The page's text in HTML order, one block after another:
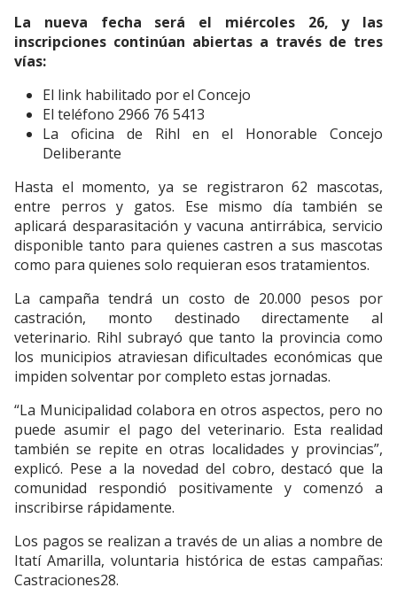
La nueva fecha será el miércoles 26, y las
inscripciones continúan abiertas a través de tres
vías:
El link habilitado por el Concejo
El teléfono 2966 76 5413
La oficina de Rihl en el Honorable Concejo
Deliberante
Hasta el momento, ya se registraron 62 mascotas,
entre perros y gatos. Ese mismo día también se
aplicará desparasitación y vacuna antirrábica, servicio
disponible tanto para quienes castren a sus mascotas
como para quienes solo requieran esos tratamientos.
La campaña tendrá un costo de 20.000 pesos por
castración, monto destinado directamente al
veterinario. Rihl subrayó que tanto la provincia como
los municipios atraviesan dificultades económicas que
impiden solventar por completo estas jornadas.
“La Municipalidad colabora en otros aspectos, pero no
puede asumir el pago del veterinario. Esta realidad
también se repite en otras localidades y provincias”,
explicó. Pese a la novedad del cobro, destacó que la
comunidad respondió positivamente y comenzó a
inscribirse rápidamente.
Los pagos se realizan a través de un alias a nombre de
Itatí Amarilla, voluntaria histórica de estas campañas:
Castraciones28.